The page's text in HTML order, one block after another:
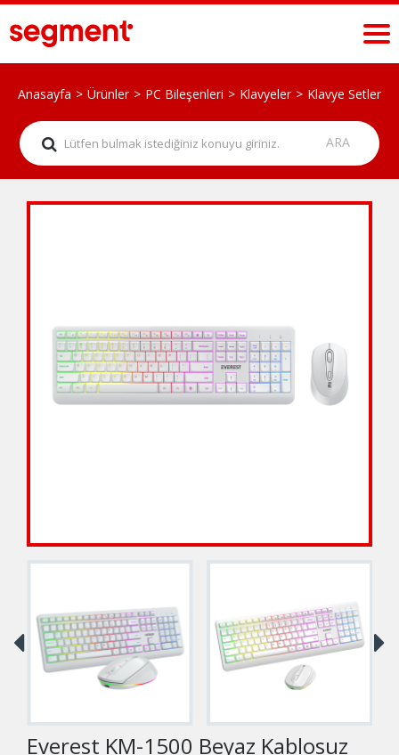
Anasayfa Ürünler PC Bileşenleri Klavyeler Klavye Setler
Everest KM-1500 Beyaz Kablosuz